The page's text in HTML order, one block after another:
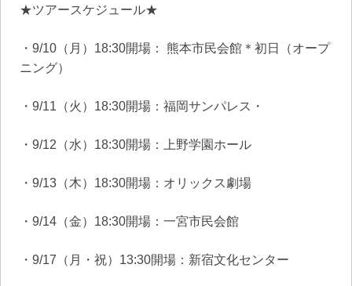
★ツアースケジュール★
・9/10（月）18:30開場： 熊本市民会館＊初日（オープ
ニング）
・9/11（火）18:30開場：福岡サンパレス・
・9/12（水）18:30開場：上野学園ホール
・9/13（木）18:30開場：オリックス劇場
・9/14（金）18:30開場：一宮市民会館
・9/17（月・祝）13:30開場：新宿文化センター